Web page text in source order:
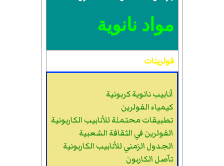
مواد نانوية
فولرينات
أنابيب نانوية كربونية
كيمياء الفولرين
تطبيقات محتملة للأنابيب الكاربونية
الفولرين في الثقافة الشعبية
الجدول الزمني للأنابيب الكاربونية
تآصل الكاربون